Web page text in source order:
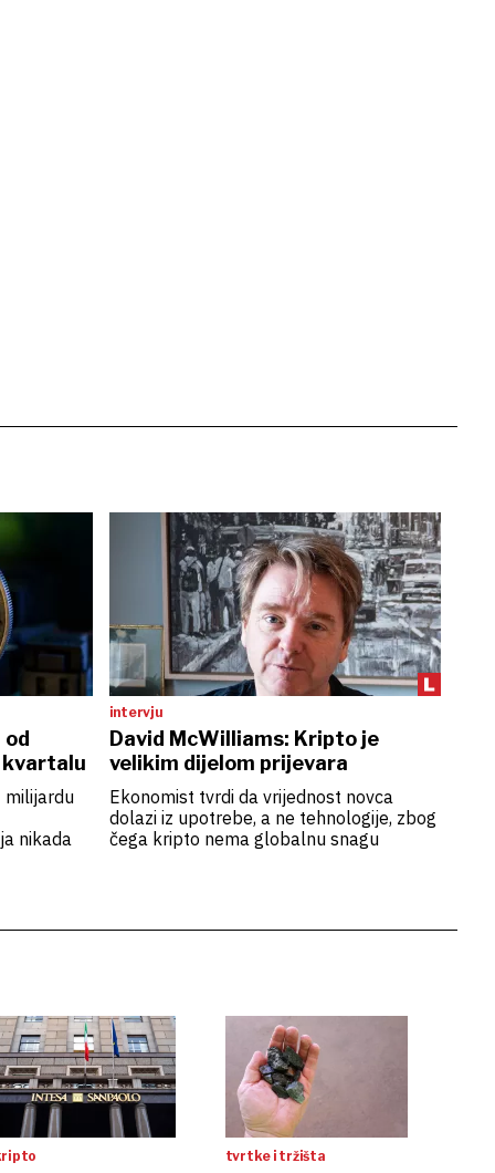
kvartalu
milijardu
nikada
intervju
David McWilliams: Kripto je
velikim dijelom prijevara
Ekonomist tvrdi da vrijednost novca
dolazi iz upotrebe, a ne tehnologije, zbog
čega kripto nema globalnu snagu
tvrtke i tržišta